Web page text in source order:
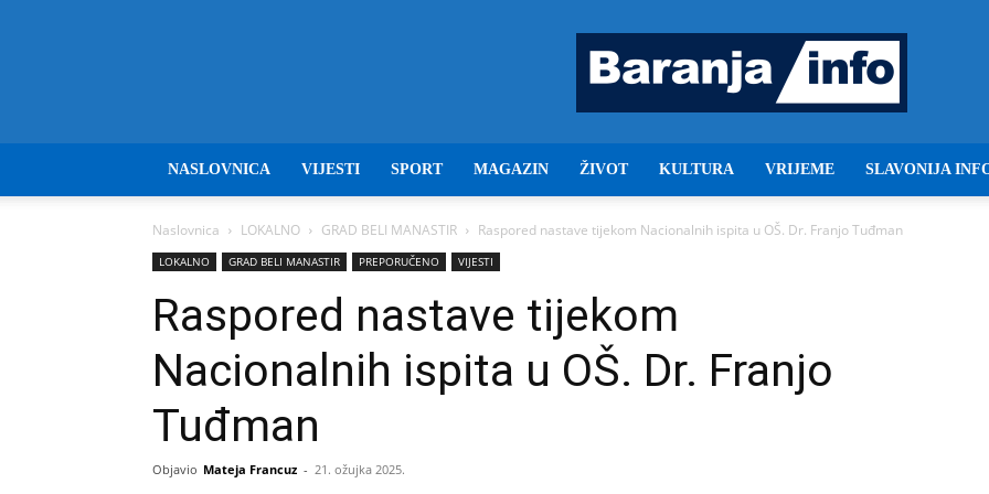
NASLOVNICA VIJESTI SPORT MAGAZIN ŽIVOT KULTURA VRIJEME SLAVONIJA
Naslovnica LOKALNO GRAD BELI MANASTIR Raspored nastave tijekom Nacionalnih ispita u OŠ. Dr. Franjo Tuđman
LOKALNO GRAD BELI MANASTIR PREPORUČENO VIJESTI
Raspored nastave tijekom
Nacionalnih ispita u OŠ. Dr. Franjo
Tuđman
Objavio Mateja Francuz - 21. ožujka 2025.